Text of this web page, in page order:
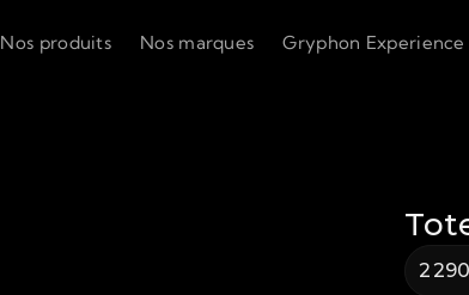
2
Nos produits Nos marques Gryphon Experience